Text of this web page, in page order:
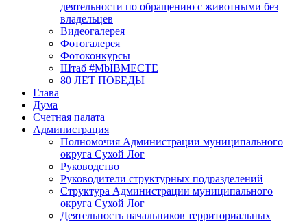
деятельности по обращению с животными без
владельцев
Видеогалерея
Фотогалерея
Фотоконкурсы
Штаб #MbIBMECTE
80 ЛЕТ ПОБЕДЫ
Глава
Дума
Счетная палата
Администрация
Полномочия Администрации муниципального
округа Сухой Лог
Руководство
Руководители структурных подразделений
Структура Администрации муниципального
округа Сухой Лог
Деятельность начальников территориальных